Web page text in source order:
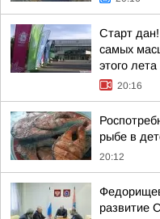
Старт
самых
этого лета
20:16
рыбе в
20:12
развитие